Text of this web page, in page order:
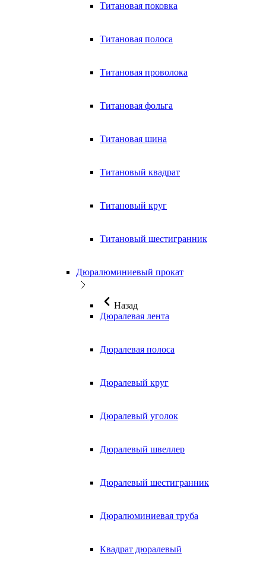
Титановая поковка
Титановая полоса
Титановая проволока
Титановая фольга
Титановая шина
Титановый квадрат
Титановый круг
Титановый шестигранник
Дюралюминиевый прокат
Назад
Дюралевая лента
Дюралевая полоса
Дюралевый круг
Дюралевый уголок
Дюралевый швеллер
Дюралевый шестигранник
Дюралюминиевая труба
Квадрат дюралевый